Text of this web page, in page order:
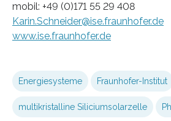
mobil: +49 (0)171 55 29 408
Karin.Schneider@ise.fraunhofer.de
www.ise.fraunhofer.de
Energiesysteme Fraunhofer-Institut
multikristalline Siliciumsolarzelle